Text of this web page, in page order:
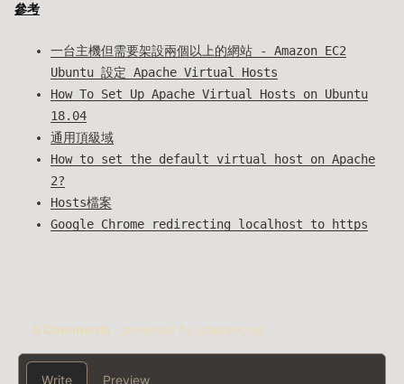
參考
一台主機但需要架設兩個以上的網站 - Amazon EC2
Ubuntu 設定 Apache Virtual Hosts
How To Set Up Apache Virtual Hosts on Ubuntu
18.04
通用頂級域
How to set the default virtual host on Apache
2?
Hosts檔案
Google Chrome redirecting localhost to https